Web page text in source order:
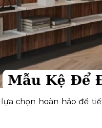
lựa chọn hoàn hảo để